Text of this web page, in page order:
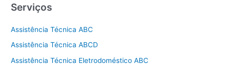
Serviços
Assistência Técnica ABC
Assistência Técnica ABCD
Assistência Técnica Eletrodoméstico ABC